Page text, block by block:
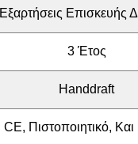
Εξαρτήσεις Επισκευής
3 Έτος
Handdraft
CE, Πιστοποιητικό,